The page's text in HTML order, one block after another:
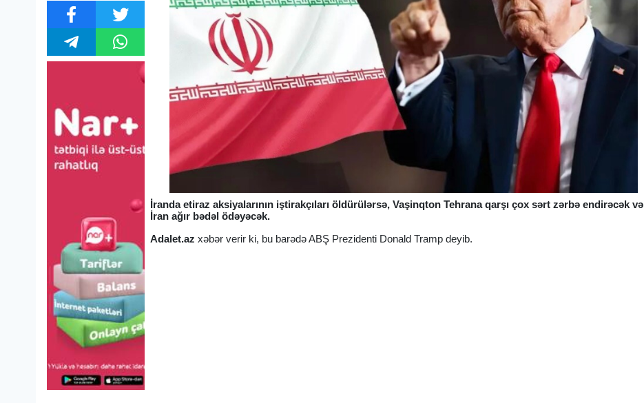
İranda etiraz aksiyalarının iştirakçıları öldürülərsə, Vaşinqton Tehrana qarşı çox sərt zərbə endirəcək və
İran ağır bədəl ödəyəcək.
Adalet.az xəbər verir ki, bu barədə ABŞ Prezidenti Donald Tramp deyib.